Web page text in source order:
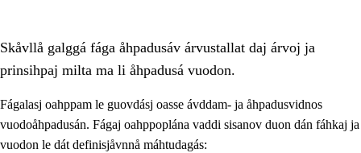
Skåvllå galggá fága åhpadusáv árvustallat daj árvoj ja
prinsihpaj milta ma li åhpadusá vuodon.
Fágalasj oahppam le guovdásj oasse ávddam- ja åhpadusvidnos
vuodoåhpadusán. Fágaj oahppoplána vaddi sisanov duon dán fáhkaj ja
vuodon le dát definisjåvnnå máhtudagás: